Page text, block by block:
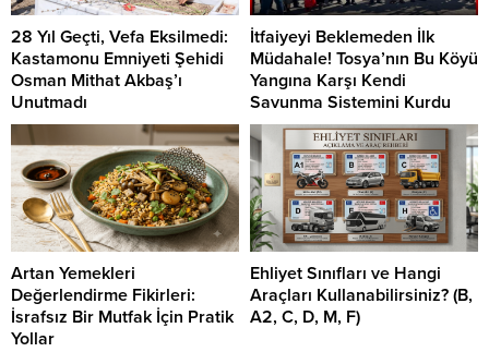
28 Yıl Geçti, Vefa Eksilmedi:
Kastamonu Emniyeti Şehidi
Osman Mithat Akbaş’ı
Unutmadı
İtfaiyeyi Beklemeden İlk
Müdahale! Tosya’nın Bu Köyü
Yangına Karşı Kendi
Savunma Sistemini Kurdu
Artan Yemekleri
Değerlendirme Fikirleri:
İsrafsız Bir Mutfak İçin Pratik
Yollar
Ehliyet Sınıfları ve Hangi
Araçları Kullanabilirsiniz? (B,
A2, C, D, M, F)